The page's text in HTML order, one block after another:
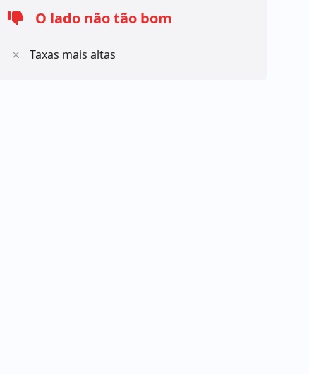
O lado não tão bom
Taxas mais altas